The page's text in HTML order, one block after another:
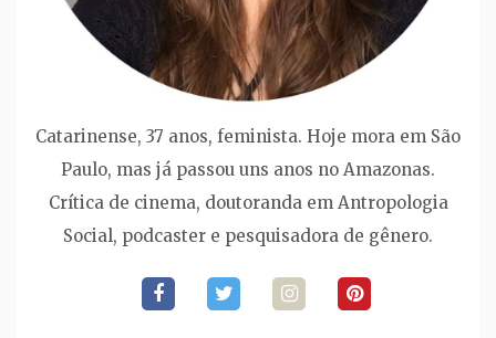
Catarinense, 37 anos, feminista. Hoje mora em São
Paulo, mas já passou uns anos no Amazonas.
Crítica de cinema, doutoranda em Antropologia
Social, podcaster e pesquisadora de gênero.